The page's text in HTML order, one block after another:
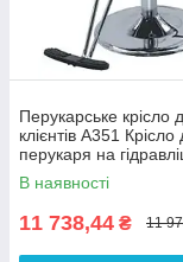
Перукарське крісло
клієнтів А351 Крісло
перукаря на
В наявності
11 738,44 ₴ 11